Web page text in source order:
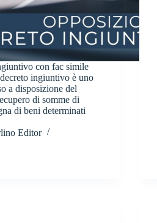
con fac simile
ingiuntivo è uno
a disposizione del
di somme di
di beni determinati
Editor